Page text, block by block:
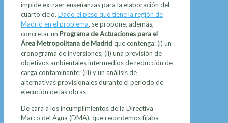
impide extraer enseñanzas para la elaboración del
cuarto ciclo. Dado el peso que tiene la región de
Madrid en el problema, se propone, además,
concretar un Programa de Actuaciones para el
Área Metropolitana de Madridque contenga: (i) un
cronograma de inversiones; (ii) una previsión de
objetivos ambientales intermedios de reducción de
carga contaminante; (iii) y un análisis de
alternativas provisionales durante el periodo de
ejecución de las obras.
De cara a los incumplimientos de la Directiva
Marco del Agua (DMA), que recordemos fijaba